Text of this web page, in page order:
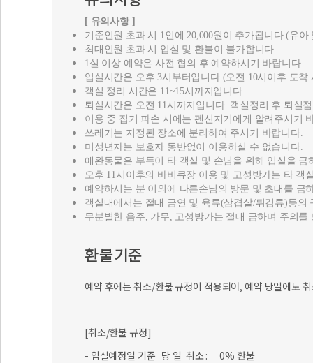
[ 유의사항 ]
기준인원 초과 시 1인에 20,000원이 추가됩니다.(유아
최대인원 초과 시 입실 및 환불이 불가합니다.
1실 이상 예약은 사전 협의 후 예약하시기 바랍니다.
입실시간은 오후 3시부터입니다.(오전 10시이후 도
객실 정리 시간은 11~15시까지입니다.
퇴실시간은 오전 11시까지입니다. 객실정리 후 퇴실
이용 중 집기 파손 시에는 펜션지기에게 알려주시기
쓰레기는 지정된 장소에 분리하여 주시기 바랍니다.
미성년자는 보호자 동반없이 이용하실 수 없습니다.
애완동물은 부득이 타 객실 및 손님을 위해 입실을 금
오후 11시이후의 바비큐장 이용 및 고성방가는 타 객
예약하시는 분 이외에 다른손님의 방문 및 초대를 금
객실내에서는 절대 금연 및 육류(삼겹살/튀김류)등
무분별한 음주, 가무, 고성방가는 절대 금하며 주의
환불기준
예약 후에는 취소/환불 규정이 적용되어, 예약 당일에도
[취소/환불 규정]
- 입실예정일 기준 당 일 취소 : 0% 환불